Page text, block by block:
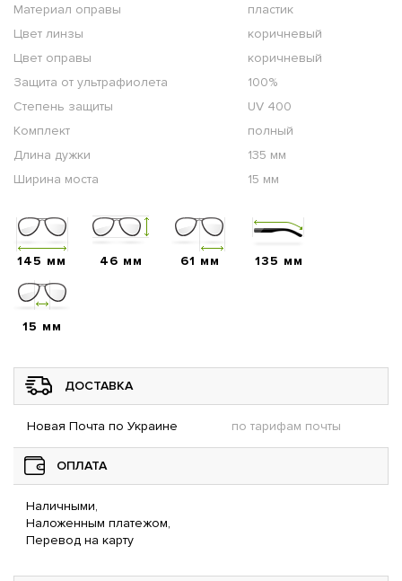
Материал оправы
пластик
Цвет линзы
коричневый
Цвет оправы
коричневый
Защита от ультрафиолета
100%
Степень защиты
UV 400
Комплект
полный
Длина дужки
135 мм
Ширина моста
15 мм
145 мм 46 мм 61 мм 135 мм
15 мм
ДОСТАВКА
Новая Почта по Украине по тарифам почты
ОПЛАТА
Наличными,
Наложенным платежом,
Перевод на карту